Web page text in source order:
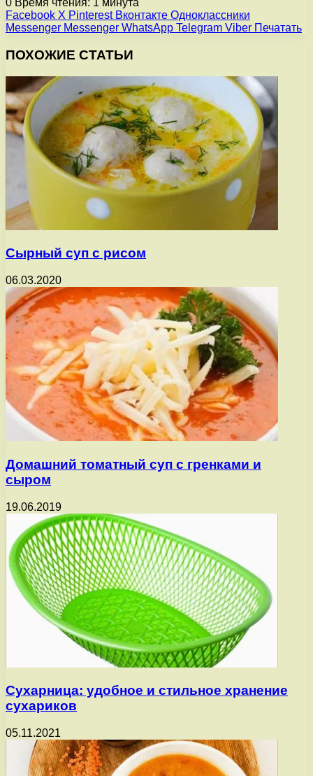
0 Время чтения: 1 минута
Facebook X Pinterest Вконтакте Одноклассники
Messenger Messenger WhatsApp Telegram Viber Печатать
ПОХОЖИЕ СТАТЬИ
Сырный суп с рисом
06.03.2020
Домашний томатный суп с гренками и
сыром
19.06.2019
Сухарница: удобное и стильное хранение
сухариков
05.11.2021